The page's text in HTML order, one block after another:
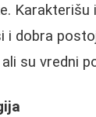
Karakterišu
i dobra
su vredni